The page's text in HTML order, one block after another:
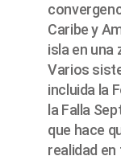
Caribe y
isla en una
Varios
incluida la
la Falla
que hace
realidad